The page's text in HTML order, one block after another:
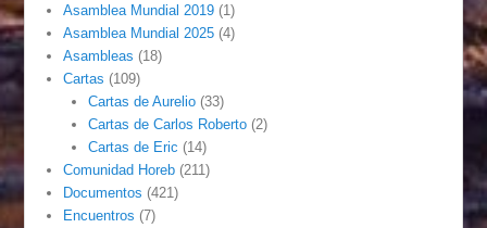
Asamblea Mundial 2019 (1)
Asamblea Mundial 2025 (4)
Asambleas (18)
Cartas (109)
Cartas de Aurelio(33)
Cartas de Carlos Roberto(2)
Cartas de Eric (14)
Comunidad Horeb (211)
Documentos (421)
Encuentros (7)